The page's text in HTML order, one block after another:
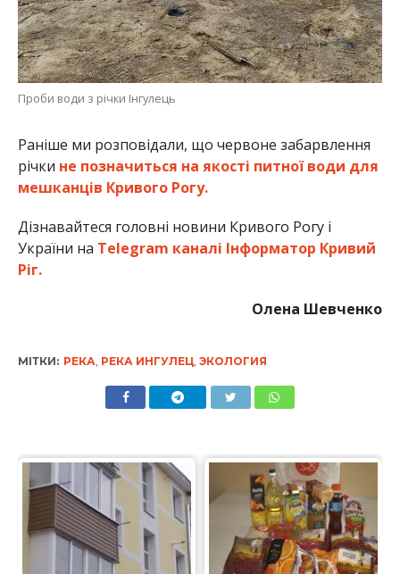
Проби води з річки Інгулець
Раніше ми розповідали, що червоне забарвлення
річки не позначиться на якості питної води для
мешканців Кривого Рогу.
Дізнавайтеся головні новини Кривого Рогу і
України на Telegram каналі Інформатор Кривий
Ріг.
Олена Шевченко
МІТКИ: РЕКА, РЕКА ИНГУЛЕЦ, ЭКОЛОГИЯ